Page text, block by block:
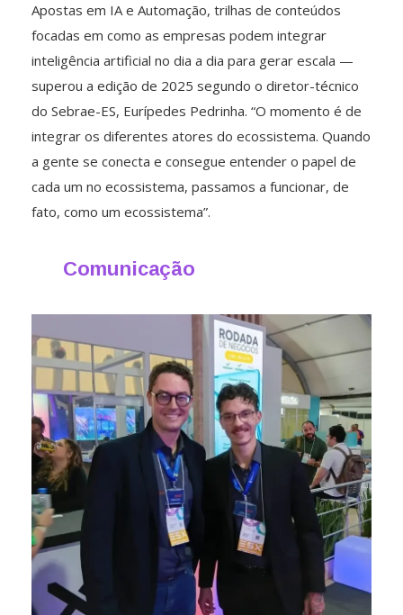
Apostas em IA e Automação, trilhas de conteúdos
focadas em como as empresas podem integrar
inteligência artificial no dia a dia para gerar escala —
superou a edição de 2025 segundo o diretor-técnico
do Sebrae-ES, Eurípedes Pedrinha. “O momento é de
integrar os diferentes atores do ecossistema. Quando
a gente se conecta e consegue entender o papel de
cada um no ecossistema, passamos a funcionar, de
fato, como um ecossistema”.
Comunicação